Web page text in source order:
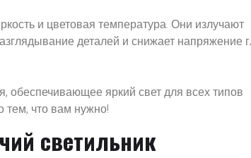
и цветовая температура. Они излучают
деталей и снижает напряжение
яркий свет для всех типов
тем, что вам нужно!
светильник